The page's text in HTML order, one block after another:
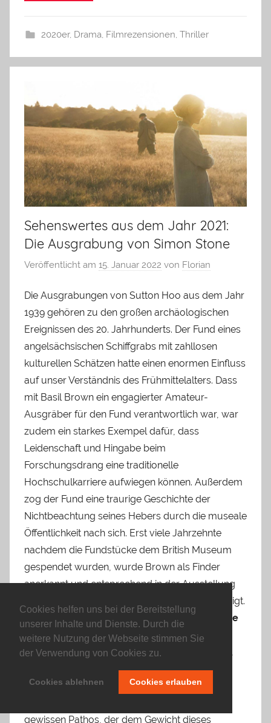
Cookies helfen uns bei der Bereitstellung
unserer Inhalte und Dienste. Durch die
weitere Nutzung der Webseite stimmen Sie
der Verwendung von Cookies zu.
Cookies ablehnen Cookies erlauben
2020er, Drama, Filmrezensionen, Thriller
Sehenswertes aus dem Jahr 2021:
Die Ausgrabung von Simon Stone
Veröffentlicht am 15. Januar 2022 von Florian
Die Ausgrabungen von Sutton Hoo aus dem Jahr
1939 gehören zu den großen archäologischen
Ereignissen des 20. Jahrhunderts. Der Fund eines
angelsächsischen Schiffgrabs mit zahllosen
kulturellen Schätzen hatte einen enormen Einfluss
auf unser Verständnis des Frühmittelalters. Dass
mit Basil Brown ein engagierter Amateur-
Ausgräber für den Fund verantwortlich war, war
zudem ein starkes Exempel dafür, dass
Leidenschaft und Hingabe beim
Forschungsdrang eine traditionelle
Hochschulkarriere aufwiegen können. Außerdem
zog der Fund eine traurige Geschichte der
Nichtbeachtung seines Hebers durch die museale
Öffentlichkeit nach sich. Erst viele Jahrzehnte
nachdem die Fundstücke dem British Museum
gespendet wurden, wurde Brown als Finder
anerkannt und entsprechend in der Ausstellung
dieser Stücke namentlich genannt und gewürdigt.
John Preston verarbeitete in seinem Roman
The
Dig (2007)diese Geschichte, natürlich mit
diversen dramaturgischen Ausschmückungen,
einer besonderen Fokussierung, die damit
zusammenhing, dass eine der Ausgräberinnen
gewissen Pathos, der dem Gewicht dieses